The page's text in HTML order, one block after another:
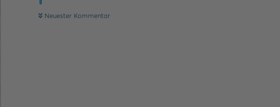
Neuester Kommentar